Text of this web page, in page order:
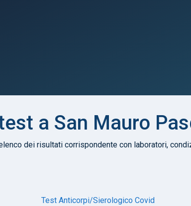
a San Mauro
dei risultati corrispondente con laboratori,
Test Anticorpi/Sierologico Covid